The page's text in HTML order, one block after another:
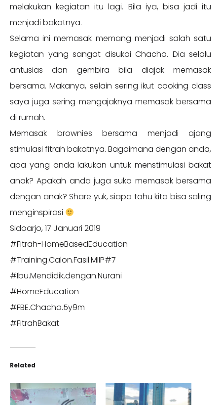
melakukan kegiatan itu lagi. Bila iya, bisa jadi itu
menjadi bakatnya.
Selama ini memasak memang menjadi salah satu
kegiatan yang sangat disukai Chacha. Dia selalu
antusias dan gembira bila diajak memasak
bersama. Makanya, selain sering ikut cooking class
saya juga sering mengajaknya memasak bersama
di rumah.
Memasak brownies bersama menjadi ajang
stimulasi fitrah bakatnya. Bagaimana dengan anda,
apa yang anda lakukan untuk menstimulasi bakat
anak? Apakah anda juga suka memasak bersama
dengan anak? Share yuk, siapa tahu kita bisa saling
menginspirasi
Sidoarjo, 17 Januari 2019
#Fitrah-HomeBasedEducation
#Training.Calon.Fasil.MIIP#7
#Ibu.Mendidik.dengan.Nurani
#HomeEducation
#FBE.Chacha.5y9m
#FitrahBakat
Related